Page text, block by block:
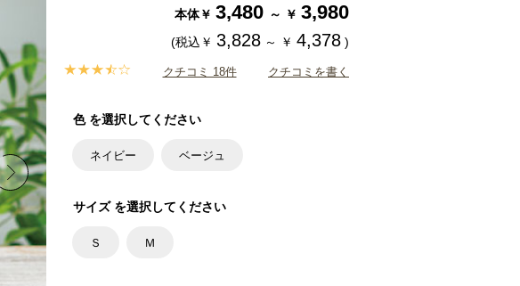
本体￥ 3,480 ～ ￥ 3,980
(税込￥ 3,828 ～ ￥ 4,378 )
クチコミ 18件 クチコミを書く
色 を選択してください
ネイビー ベージュ
サイズ を選択してください
Ｓ Ｍ